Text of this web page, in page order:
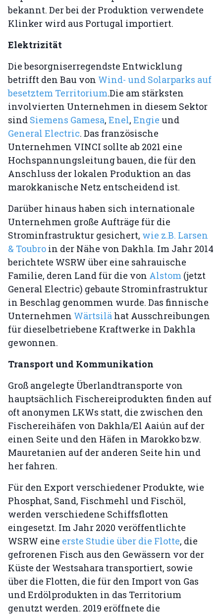
bekannt. Der bei der Produktion verwendete
Klinker wird aus Portugal importiert.
Elektrizität
Die besorgniserregendste Entwicklung
betrifft den Bau von Wind- und Solarparks auf
besetztem Territorium.Die am stärksten
involvierten Unternehmen in diesem Sektor
sind Siemens Gamesa, Enel, Engie und
General Electric. Das französische
Unternehmen VINCI sollte ab 2021 eine
Hochspannungsleitung bauen, die für den
Anschluss der lokalen Produktion an das
marokkanische Netz entscheidend ist.
Darüber hinaus haben sich internationale
Unternehmen große Aufträge für die
Strominfrastruktur gesichert, wie z.B. Larsen
& Toubro in der Nähe von Dakhla. Im Jahr 2014
berichtete WSRW über eine sahrauische
Familie, deren Land für die von Alstom (jetzt
General Electric) gebaute Strominfrastruktur
in Beschlag genommen wurde. Das finnische
Unternehmen Wärtsilä hat Ausschreibungen
für dieselbetriebene Kraftwerke in Dakhla
gewonnen.
Transport und Kommunikation
Groß angelegte Überlandtransporte von
hauptsächlich Fischereiprodukten finden auf
oft anonymen LKWs statt, die zwischen den
Fischereihäfen von Dakhla/El Aaiún auf der
einen Seite und den Häfen in Marokko bzw.
Mauretanien auf der anderen Seite hin und
her fahren.
Für den Export verschiedener Produkte, wie
Phosphat, Sand, Fischmehl und Fischöl,
werden verschiedene Schiffsflotten
eingesetzt. Im Jahr 2020 veröffentlichte
WSRW eine erste Studie über die Flotte, die
gefrorenen Fisch aus den Gewässern vor der
Küste der Westsahara transportiert, sowie
über die Flotten, die für den Import von Gas
und Erdölprodukten in das Territorium
genutzt werden. 2019 eröffnete die